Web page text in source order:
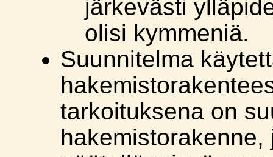
järkevästi
olisi kymmeniä.
Suunnitelma
tarkoituksena on